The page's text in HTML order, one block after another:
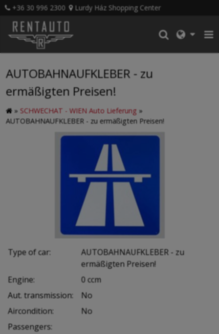
+36 30 996 2300 Lurdy Ház Shopping Center
AUTOBAHNAUFKLEBER - zu
ermäßigten Preisen!
» SCHWECHAT - WIEN Auto Lieferung »
AUTOBAHNAUFKLEBER - zu ermäßigten Preisen!
Type of car:
AUTOBAHNAUFKLEBER - zu
ermäßigten Preisen!
Engine:
0 ccm
Aut. transmission:
No
Aircondition:
No
Passengers: